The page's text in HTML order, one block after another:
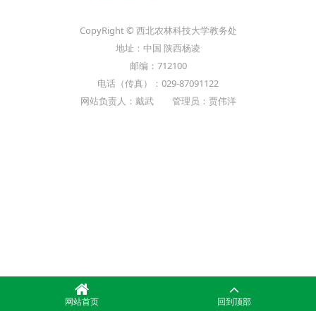
CopyRight © 西北农林科技大学教务处
地址：中国 陕西杨凌
邮编：712100
电话（传真）：029-87091122
网站负责人：戴武 管理员：贾伟洋
网站首页 回到顶部